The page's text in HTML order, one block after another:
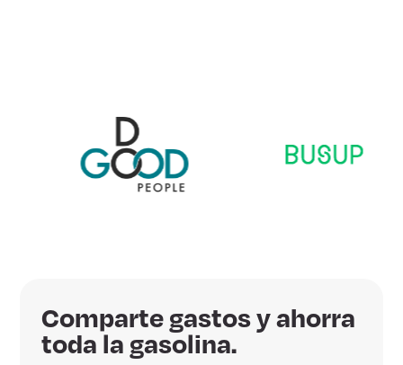
Comparte gastos y ahorra
toda la gasolina.